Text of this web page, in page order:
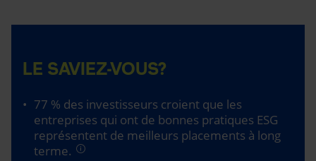
LE SAVIEZ-VOUS?
77 % des investisseurs croient que les
entreprises qui ont de bonnes pratiques ESG
représentent de meilleurs placements à long
terme.